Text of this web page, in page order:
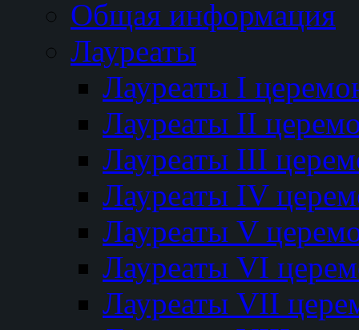
Общая информация
Лауреаты
Лауреаты I
Лауреаты II
Лауреаты III
Лауреаты IV
Лауреаты V
Лауреаты VI
Лауреаты VII